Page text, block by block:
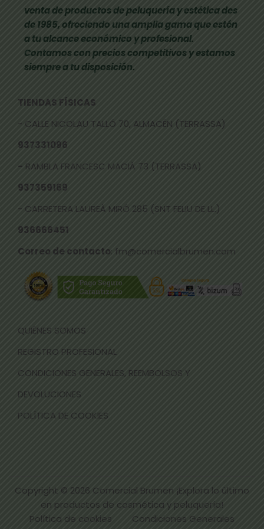
venta de productos de peluquería y estética des
de 1985, ofreciendo una amplia gama que estén
a tu alcance económico y profesional.
Contamos con precios competitivos y estamos
siempre a tu disposición.
TIENDAS FÍSICAS
- CALLE NICOLAU TALLÓ 70, ALMACÉN (TERRASSA)
937331096
- RAMBLA FRANCESC MACIÀ 73 (TERRASSA)
937359169
- CARRETERA LAUREÀ MIRÓ 285 (SNT FELIU DE LL.)
936666451
Correo de contacto: fm@comercialbrumen.com
QUIÉNES SOMOS
REGISTRO PROFESIONAL
CONDICIONES GENERALES, REEMBOLSOS Y
DEVOLUCIONES
POLÍTICA DE COOKIES
Copyright © 2026 Comercial Brumen ¡Explora lo último
en productos de cosmética y peluquería!
Política de cookies
Condiciones Generales